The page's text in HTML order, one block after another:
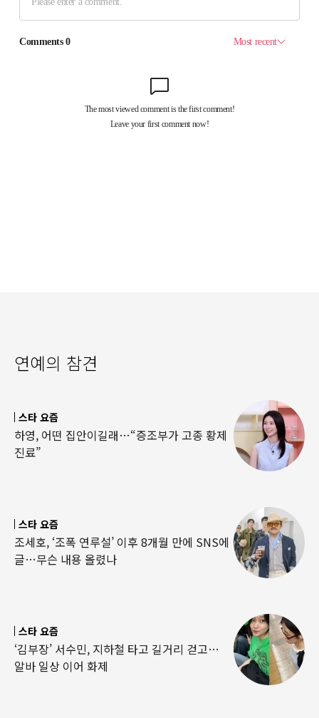
연예의 참견
스타 요즘
하영, 어떤 집안이길래…“증조부가 고종 황제
진료”
스타 요즘
조세호, ‘조폭 연루설’ 이후 8개월 만에 SNS에
글…무슨 내용 올렸나
스타 요즘
‘김부장’ 서수민, 지하철 타고 길거리 걷고…
알바 일상 이어 화제